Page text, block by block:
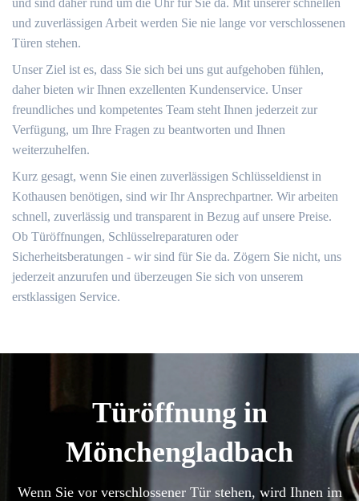
und sind daher rund um die Uhr für Sie da. Mit unserer schnellen
und zuverlässigen Arbeit werden Sie nie lange vor verschlossenen
Türen stehen.
Unser Ziel ist es, dass Sie sich bei uns gut aufgehoben fühlen,
daher bieten wir Ihnen exzellenten Kundenservice. Unser
freundliches und kompetentes Team steht Ihnen jederzeit zur
Verfügung, um Ihre Fragen zu beantworten und Ihnen
weiterzuhelfen.
Kurz gesagt, wenn Sie einen zuverlässigen Schlüsseldienst in
Kothausen benötigen, sind wir Ihr Ansprechpartner. Wir arbeiten
schnell, zuverlässig und transparent in Bezug auf unsere Preise.
Ob Türöffnungen, Schlüsselreparaturen oder
Sicherheitsberatungen - wir sind für Sie da. Zögern Sie nicht, uns
jederzeit anzurufen und überzeugen Sie sich von unserem
erstklassigen Service.
Türöffnung in
Mönchengladbach
Wenn Sie vor verschlossener Tür stehen, wird Ihnen im